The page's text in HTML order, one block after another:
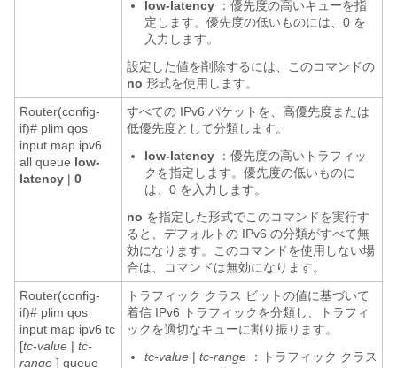
low-latency
：優先度の高いキューを指
定します。優先度の低いものには、0 を
入力します。
設定した値を削除するには、このコマンドの
no 形式を使用します。
Router(config-
if)# plim qos
input map ipv6
all queue low-
latency | 0
すべての IPv6 パケットを、高優先度または
低優先度として分類します。
low-latency
：優先度の高いトラフィッ
クを指定します。優先度の低いものに
は、0 を入力します。
no を指定した形式でこのコマンドを実行す
ると、デフォルトの IPv6 の分類がすべて無
効になります。このコマンドを使用しない場
合は、コマンドは無効になります。
Router(config-
if)# plim qos
input map ipv6 tc
[tc-value | tc-
range ] queue
トラフィック クラス ビットの値に基づいて
着信 IPv6 トラフィックを分類し、トラフィ
ックを適切なキューに割り振ります。
tc-value | tc-range
：トラフィック クラス